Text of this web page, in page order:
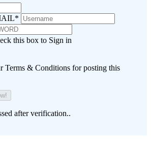
*
this box to Sign in
Terms & Conditions for posting this
after verification..